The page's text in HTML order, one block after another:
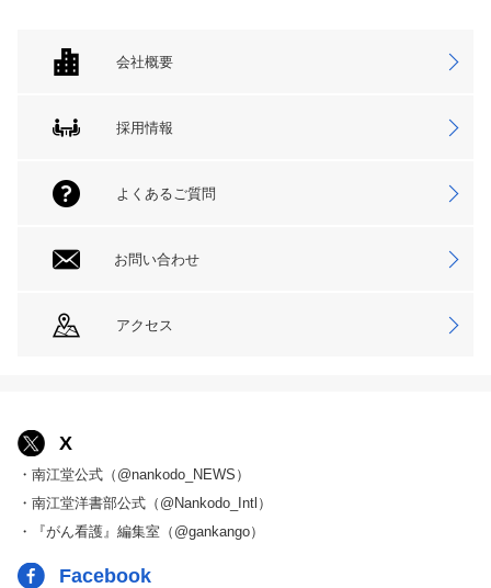
会社概要
採用情報
よくあるご質問
お問い合わせ
アクセス
X
・南江堂公式（@nankodo_NEWS）
・南江堂洋書部公式（@Nankodo_Intl）
・『がん看護』編集室（@gankango）
Facebook